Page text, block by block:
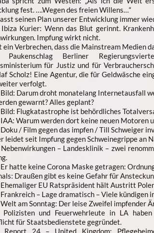
fest. ….Wegen des freien Willens…“
seinen Plan unserer Entwicklung immer
Kurier: Wenn das Blut gerinnt.
Impfung wirkt nicht.
ein Verbrechen, dass die Mainstream Medien
Paukenschlag Berliner
für Justiz und für
Scholz! Eine Agentur, die für Geldwäsche
verfolgt.
Darum droht monatelang Internetausfall
gewarnt? Alles geplant?
Flugkatastrophe ist behördliches
Warum werden dort keine neuen Motoren
/ Film gegen das impfen / Till Schweiger
leidet seit Impfung gegen Schweinegrippe an
– Landesklinik – zwei
hatte keine Corona Maske getragen:
Draußen gibt es keine Gefahr für
EU Ratspräsident hält Austritt
– Lage dramatisch – Viele kündigen
am Sonntag: Der leise Zweifel impfender
Polizisten und Feuerwehrleute in LA
für Staatsbedienstete gegründet.
Report 24 – United Kingdom: